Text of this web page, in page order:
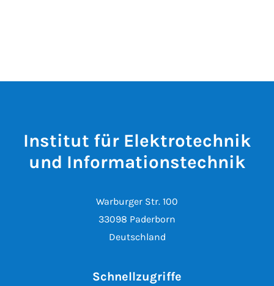
Institut für Elektrotechnik
und Informationstechnik
Warburger Str. 100
33098 Paderborn
Deutschland
Schnellzugriffe